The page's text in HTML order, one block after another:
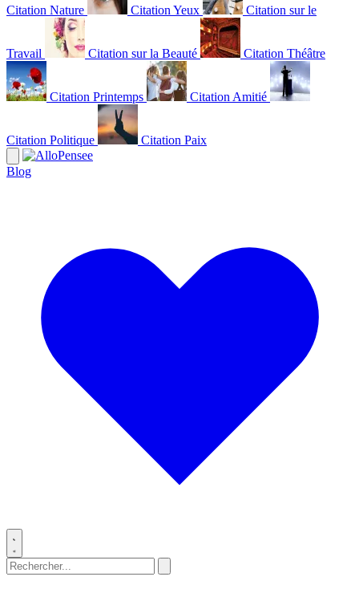
Citation Nature Citation Yeux Citation sur le
Travail Citation sur la Beauté Citation Théâtre
Citation Printemps Citation Amitié
Citation Politique Citation Paix
Blog